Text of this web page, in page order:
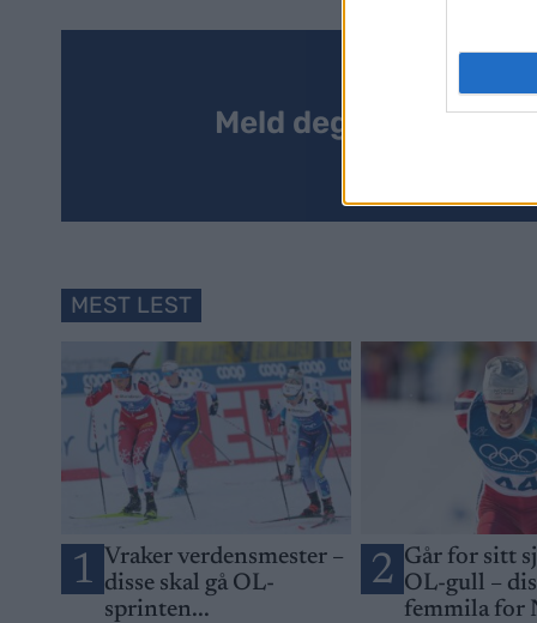
Meld deg på vårt
MEST LEST
1 Vraker verdensmester –
disse skal gå OL-
sprinten...
2 Går for sitt
OL-gull –
femmila for